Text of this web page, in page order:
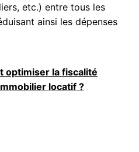
etc.) entre tous les
ainsi les dépenses
optimiser la fiscalité
locatif ?